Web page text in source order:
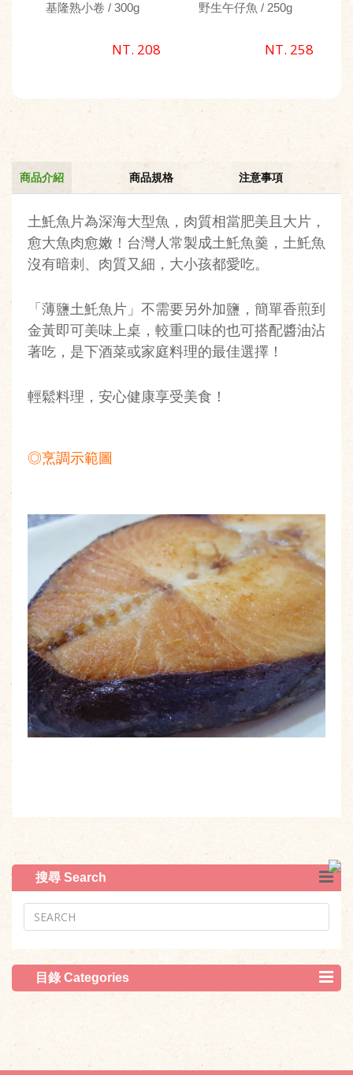
基隆熟小卷 / 300g
NT. 208
野生午仔魚 / 250g
NT. 258
商品介紹 商品規格 注意事項
土魠魚片為深海大型魚，肉質相當肥美且大片，
愈大魚肉愈嫩！台灣人常製成土魠魚羹，土魠魚
沒有暗刺、肉質又細，大小孩都愛吃。
「薄鹽土魠魚片」不需要另外加鹽，簡單香煎到
金黃即可美味上桌，較重口味的也可搭配醬油沾
著吃，是下酒菜或家庭料理的最佳選擇！
輕鬆料理，安心健康享受美食！
◎烹調示範圖
搜尋 Search
目錄 Categories